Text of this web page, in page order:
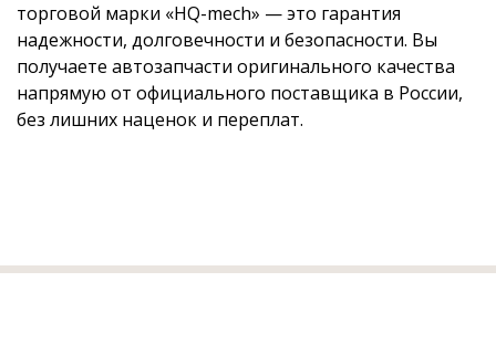
торговой марки «HQ-mech» — это гарантия
надежности, долговечности и безопасности. Вы
получаете автозапчасти оригинального качества
напрямую от официального поставщика в России,
без лишних наценок и переплат.